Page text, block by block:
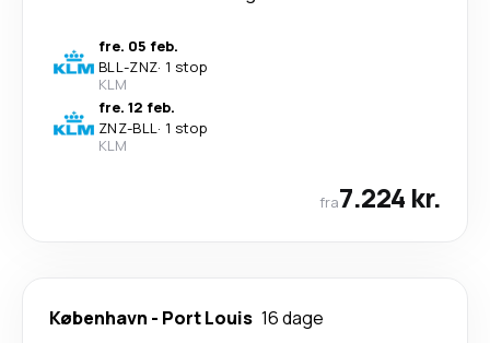
fre. 05 feb.
BLL-ZNZ· 1 stop
KLM
fre. 12 feb.
ZNZ-BLL· 1 stop
KLM
fra7.224 kr.
København - Port Louis 16 dage